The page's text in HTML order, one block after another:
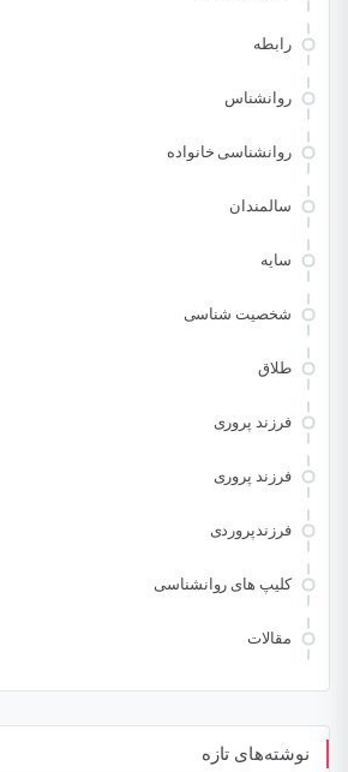
رابطه
روانشناس
روانشناسی خانواده
سالمندان
سایه
شخصیت شناسی
طلاق
فرزند پروری
فرزند پروری
فرزندپروردی
کلیپ های روانشناسی
مقالات
نوشته‌های تازه